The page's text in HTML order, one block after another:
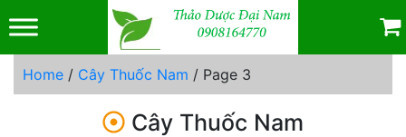
to
content
Home / Cây Thuốc Nam / Page 3
Cây Thuốc Nam